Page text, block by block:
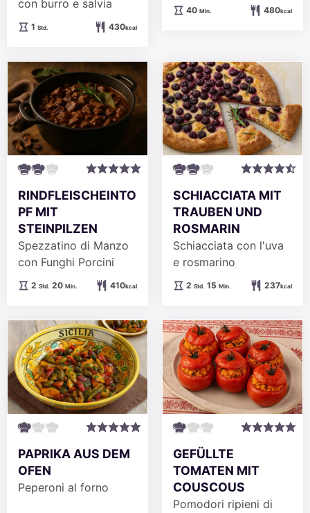
con burro e salvia
1Stunde
Std. 430kcal
40Minuten
Min. 480kcal
RINDFLEISCHEINTO
PF MIT
STEINPILZEN
Spezzatino di Manzo
con Funghi Porcini
2Stunden
Std. 20Minuten
Min. 410kcal
SCHIACCIATA MIT
TRAUBEN UND
ROSMARIN
Schiacciata con l'uva
e rosmarino
2Stunden
Std. 15Minuten
Min. 237kcal
PAPRIKA AUS DEM
OFEN
Peperoni al forno
GEFÜLLTE
TOMATEN MIT
COUSCOUS
Pomodori ripieni di